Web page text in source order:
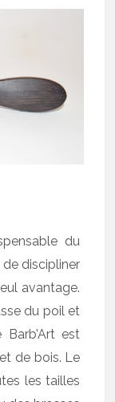
du
discipliner
avantage.
du poil et
est
de bois. Le
les tailles